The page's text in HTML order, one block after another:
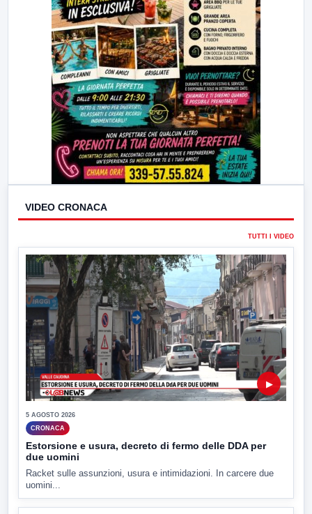
VIDEO CRONACA
TUTTI I VIDEO
▶
5 AGOSTO 2026
CRONACA
Estorsione e usura, decreto di fermo delle DDA per
due uomini
Racket sulle assunzioni, usura e intimidazioni. In carcere due
uomini...